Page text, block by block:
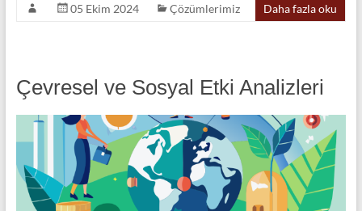
05 Ekim 2024 Çözümlerimiz Daha fazla oku
Çevresel ve Sosyal Etki Analizleri